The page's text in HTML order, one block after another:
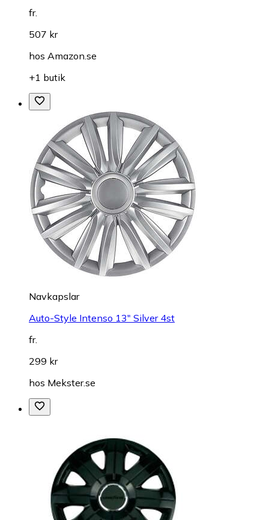
fr.
507 kr
hos Amazon.se
+1 butik
Navkapslar
Auto-Style Intenso 13" Silver 4st
fr.
299 kr
hos Mekster.se